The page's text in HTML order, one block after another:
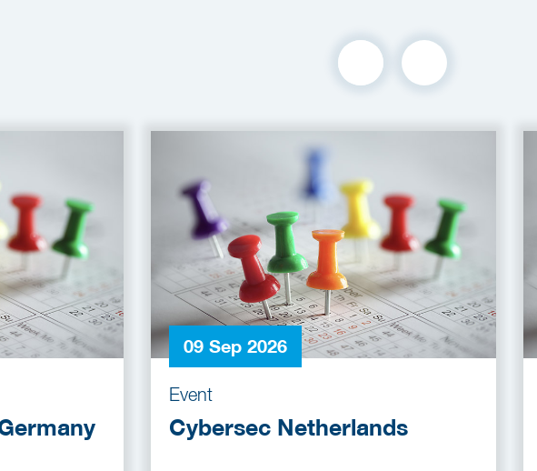
09 Sep 2026
Event
Cybersec Netherlands